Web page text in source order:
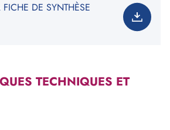
DE SYNTHÈSE
TECHNIQUES ET
notre offre produits